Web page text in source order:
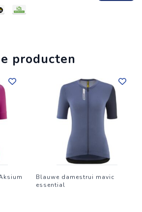
producten
Blauwe damestrui mavic
essential